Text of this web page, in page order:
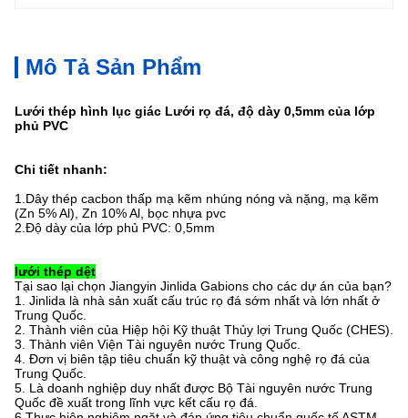
Mô Tả Sản Phẩm
Lưới thép hình lục giác Lưới rọ đá, độ dày 0,5mm của lớp
phủ PVC
Chi tiết nhanh:
1. Dây thép cacbon thấp mạ kẽm nhúng nóng và nặng, mạ kẽm
(Zn 5% Al), Zn 10% Al, bọc nhựa pvc
2. Độ dày của lớp phủ PVC: 0,5mm
lưới thép dệt
Tại sao lại chọn Jiangyin Jinlida Gabions cho các dự án của bạn?
1. Jinlida là nhà sản xuất cấu trúc rọ đá sớm nhất và lớn nhất ở
Trung Quốc.
2. Thành viên của Hiệp hội Kỹ thuật Thủy lợi Trung Quốc (CHES).
3. Thành viên Viện Tài nguyên nước Trung Quốc.
4. Đơn vị biên tập tiêu chuẩn kỹ thuật và công nghệ rọ đá của
Trung Quốc.
5. Là doanh nghiệp duy nhất được Bộ Tài nguyên nước Trung
Quốc đề xuất trong lĩnh vực kết cấu rọ đá.